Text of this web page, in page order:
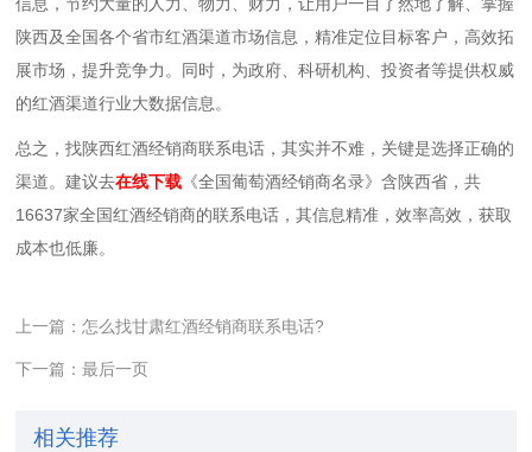
信息，节约大量的人力、物力、财力，让用户一目了然地了解、掌握
陕西及全国各个省市红酒渠道市场信息，精准定位目标客户，高效拓
展市场，提升竞争力。同时，为政府、科研机构、投资者等提供权威
的红酒渠道行业大数据信息。
总之，找陕西红酒经销商联系电话，其实并不难，关键是选择正确的
渠道。建议去在线下载 《全国葡萄酒经销商名录》含陕西省，共
16637家全国红酒经销商的联系电话，其信息精准，效率高效，获取
成本也低廉。
上一篇：怎么找甘肃红酒经销商联系电话?
下一篇：最后一页
相关推荐